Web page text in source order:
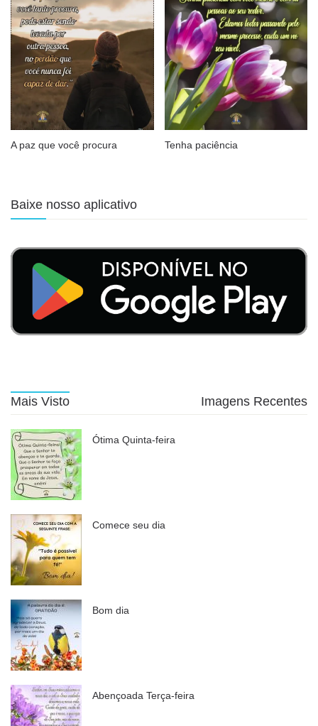
A paz que você procura Tenha paciência
Baixe nosso aplicativo
Mais Visto Imagens Recentes
Ótima Quinta-feira
Comece seu dia
Bom dia
Abençoada Terça-feira